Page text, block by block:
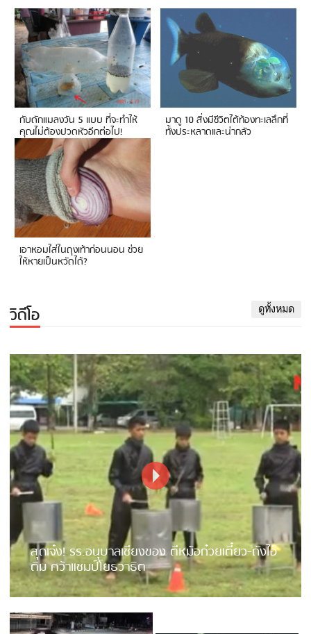
กับดักแมลงวัน 5 แบบ ที่จะทำให้
คุณไม่ต้องปวดหัวอีกต่อไป!
มาดู 10 สิ่งมีชีวิตใต้ท้องทะเลลึกที่
ทั้งประหลาดและน่ากลัว
เอาหอมใส่ในถุงเท้าก่อนนอน ช่วย
ให้หายเป็นหวัดได้?
วิดีโอ ดูทั้งหมด
สุดเจ๋ง! รร.อนุบาลเชียงของ ตีหม้อก๋วยเตี๋ยว-ถังไอ
ติม คว้าแชมป์โยธวาธิต